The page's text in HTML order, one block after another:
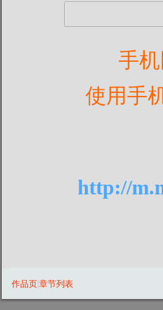
手
使用手
http://
作品页 章节列表